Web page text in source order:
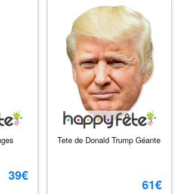
39€
Tete de Donald Trump Géante
61€